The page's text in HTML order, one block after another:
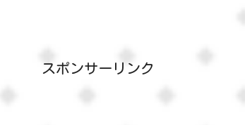
スポンサーリンク